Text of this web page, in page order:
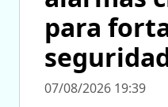
para
07/08/2026 19:39